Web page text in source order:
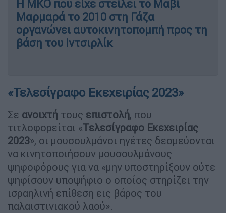
Η ΜΚΟ που είχε στείλει το Μαβί
Μαρμαρά το 2010 στη Γάζα
οργανώνει αυτοκινητοπομπή προς τη
βάση του Ιντσιρλίκ
«Τελεσίγραφο Εκεχειρίας 2023»
Σε ανοιχτή τους επιστολή, που
τιτλοφορείται «Τελεσίγραφο Εκεχειρίας
2023», οι μουσουλμάνοι ηγέτες δεσμεύονται
να κινητοποιήσουν μουσουλμάνους
ψηφοφόρους για να «μην υποστηρίξουν ούτε
ψηφίσουν υποψήφιο ο οποίος στηρίζει την
ισραηλινή επίθεση εις βάρος του
παλαιστινιακού λαού».